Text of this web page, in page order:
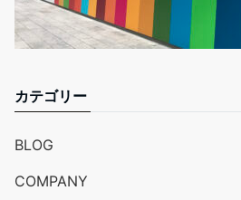
カテゴリー
BLOG
COMPANY